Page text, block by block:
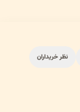
نظر خریداران